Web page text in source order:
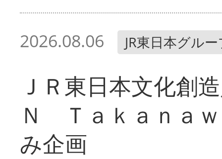
2026.08.06 JR東日本グル
ＪＲ東日本文化創
Ｎ Ｔａｋａｎａ
み企画